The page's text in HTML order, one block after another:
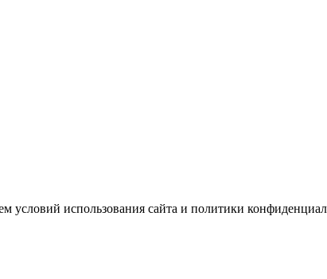
условий использования сайта и политики